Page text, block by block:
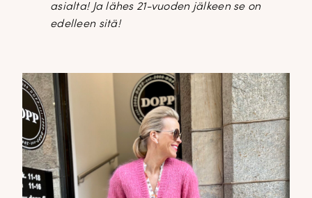
asialta! Ja lähes 21-vuoden jälkeen se on
edelleen sitä!